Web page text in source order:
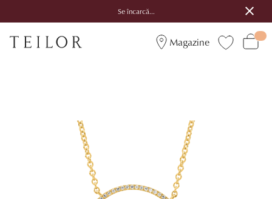
Se încarcă...
Magazine